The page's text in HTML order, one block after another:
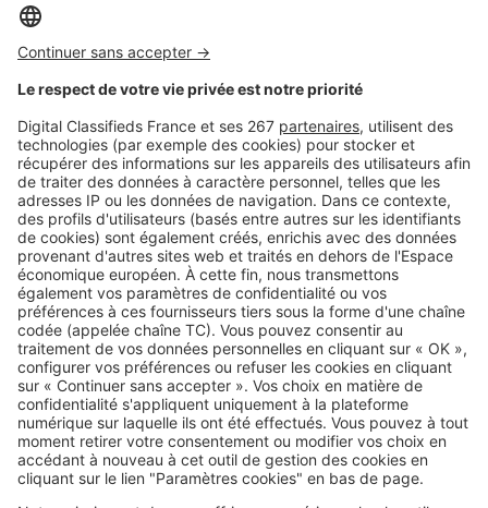
Image
Si votre eau chaude sent le moisi
ou l'œuf pourri, vérifiez d'abord
votre chauffe-eau
Image
Travaux
Poser du papier peint : la méthode
simple pour un résultat sans bulles
ni défauts
SeLoger c'est aussi